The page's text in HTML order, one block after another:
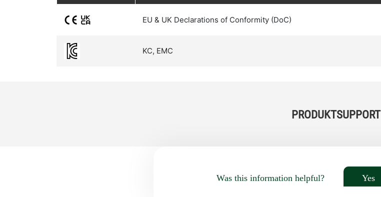
EU & UK Declarations of Conformity (DoC)
KC, EMC
PRODUKTSUPPORT
Was this information helpful? Yes